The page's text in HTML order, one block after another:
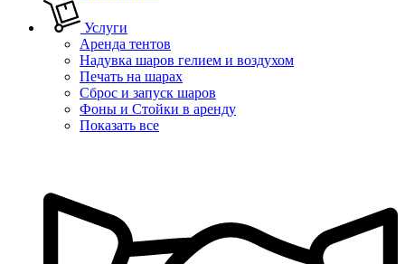
Услуги
Аренда тентов
Надувка шаров гелием и воздухом
Печать на шарах
Сброс и запуск шаров
Фоны и Стойки в аренду
Показать все